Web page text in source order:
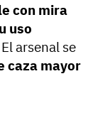
con mira
uso
arsenal se
caza mayor